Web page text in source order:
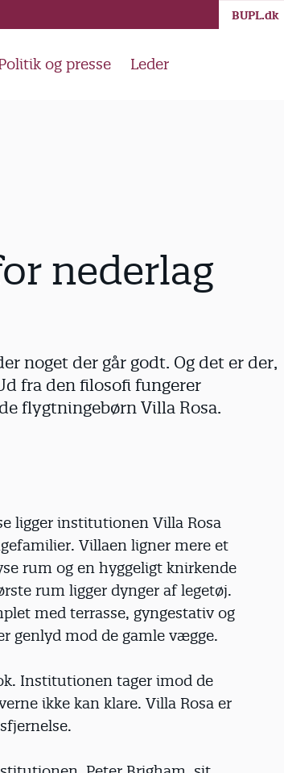
og presse Leder
BUPL.dk
nederlag
noget der går godt. Og det er der,
fra den filosofi fungerer
flygtningebørn Villa Rosa.
ligger institutionen Villa Rosa
Villaen ligner mere et
rum og en hyggeligt knirkende
rum ligger dynger af legetøj.
med terrasse, gyngestativ og
genlyd mod de gamle vægge.
Institutionen tager imod de
ikke kan klare. Villa Rosa er